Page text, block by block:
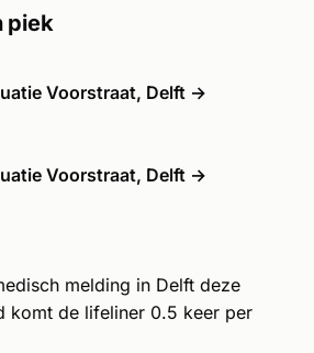
piek
Voorstraat, Delft →
Voorstraat, Delft →
melding in Delft deze
komt de lifeliner 0.5 keer per